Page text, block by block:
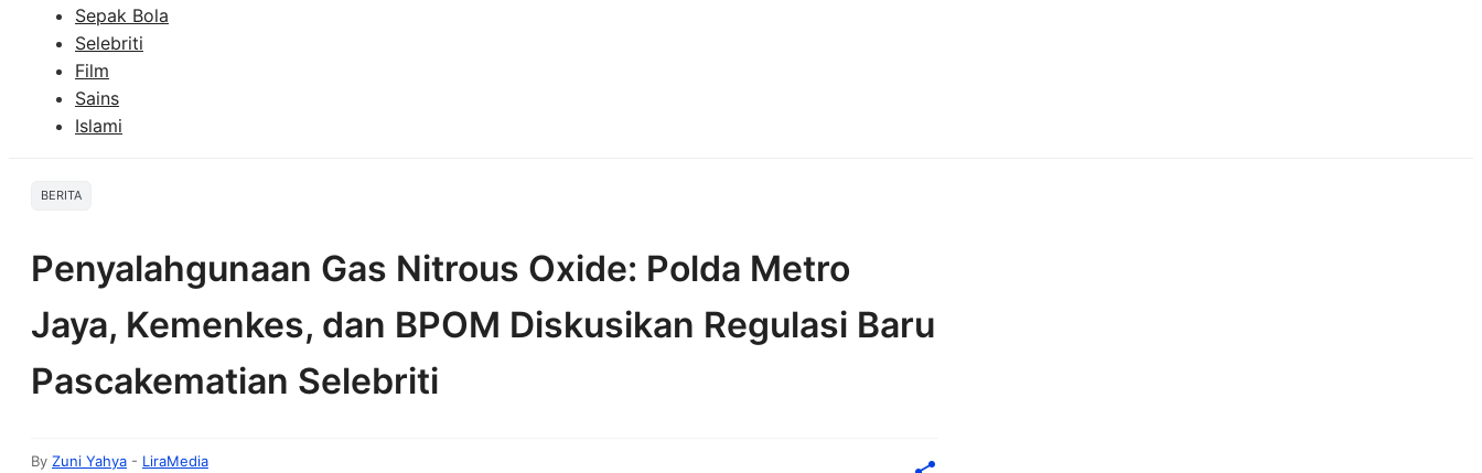
Sepak Bola
Selebriti
Film
Sains
Islami
BERITA
Penyalahgunaan Gas Nitrous Oxide: Polda Metro
Jaya, Kemenkes, dan BPOM Diskusikan Regulasi Baru
Pascakematian Selebriti
By Zuni Yahya - LiraMedia